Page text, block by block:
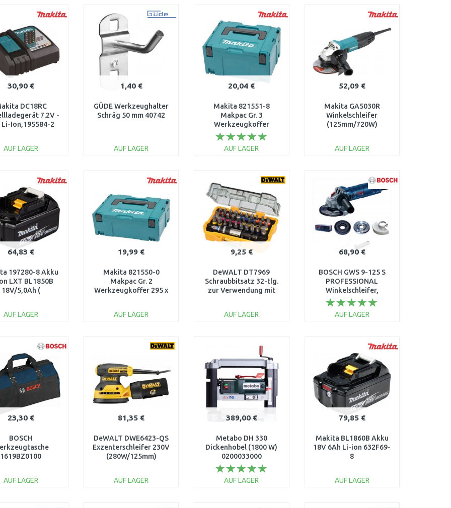
Vergleichen Vergleichen
30,90 €
DC18RC
7.2V -
Li-Ion,195584-2
AUF LAGER
Vergleichen
1,40 €
GÜDE Werkzeughalter
Schräg 50 mm 40742
AUF LAGER
20,04 €
Makita 821551-8
Makpac Gr. 3
Werkzeugkoffer
Systainer 295 x 395 x
210 mm
AUF LAGER
Vergleichen
52,09 €
Makita GA5030R
Winkelschleifer
(125mm/720W)
AUF LAGER
Vergleichen
64,83 €
197280-8 Akku
LXT BL1850B
18V/5,0Ah (
AUF LAGER
Vergleichen
19,99 €
Makita 821550-0
Makpac Gr. 2
Werkzeugkoffer 295 x
AUF LAGER
9,25 €
DeWALT DT7969
Schraubbitsatz 32-tlg.
zur Verwendung mit
AUF LAGER
Vergleichen
68,90 €
BOSCH GWS 9-125 S
PROFESSIONAL
Winkelschleifer,
0601396102
AUF LAGER
Vergleichen
23,30 €
BOSCH
1619BZ0100
AUF LAGER
81,35 €
DeWALT DWE6423-QS
Exzenterschleifer 230V
(280W/125mm)
AUF LAGER
389,00 €
Metabo DH 330
Dickenhobel (1800 W)
0200033000
AUF LAGER
79,85 €
Makita BL1860B Akku
18V 6Ah Li-ion 632F69-
8
AUF LAGER